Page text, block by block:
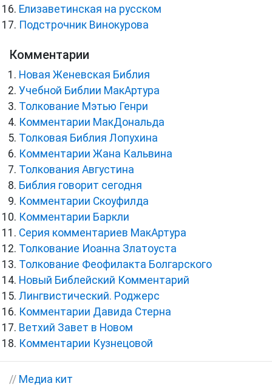
Елизаветинская на русском
Подстрочник Винокурова
Комментарии
Новая Женевская Библия
Учебной Библии МакАртура
Толкование Мэтью Генри
Комментарии МакДональда
Толковая Библия Лопухина
Комментарии Жана Кальвина
Толкования Августина
Библия говорит сегодня
Комментарии Скоуфилда
Комментарии Баркли
Серия комментариев МакАртура
Толкование Иоанна Златоуста
Толкование Феофилакта Болгарского
Новый Библейский Комментарий
Лингвистический. Роджерс
Комментарии Давида Стерна
Ветхий Завет в Новом
Комментарии Кузнецовой
// Медиа кит